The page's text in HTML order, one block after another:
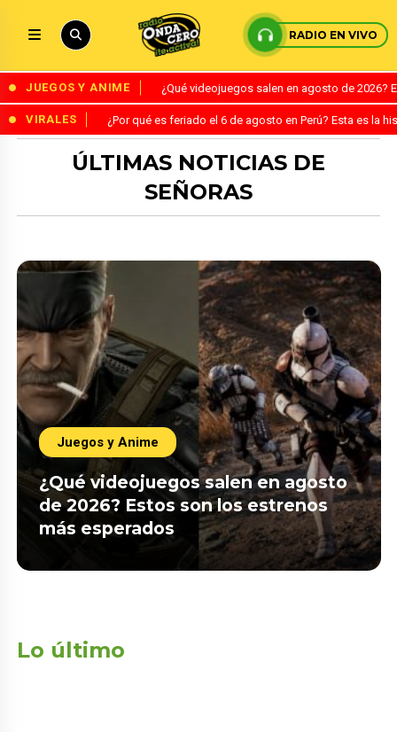
RADIO EN VIVO
JUEGOS Y ANIME ¿Qué videojuegos salen en agosto de
VIRALES ¿Por qué es feriado el 6 de agosto en Perú? Esta es la
ÚLTIMAS NOTICIAS DE
SEÑORAS
Juegos y Anime
¿Qué videojuegos salen en agosto
de 2026? Estos son los estrenos
más esperados
Lo último